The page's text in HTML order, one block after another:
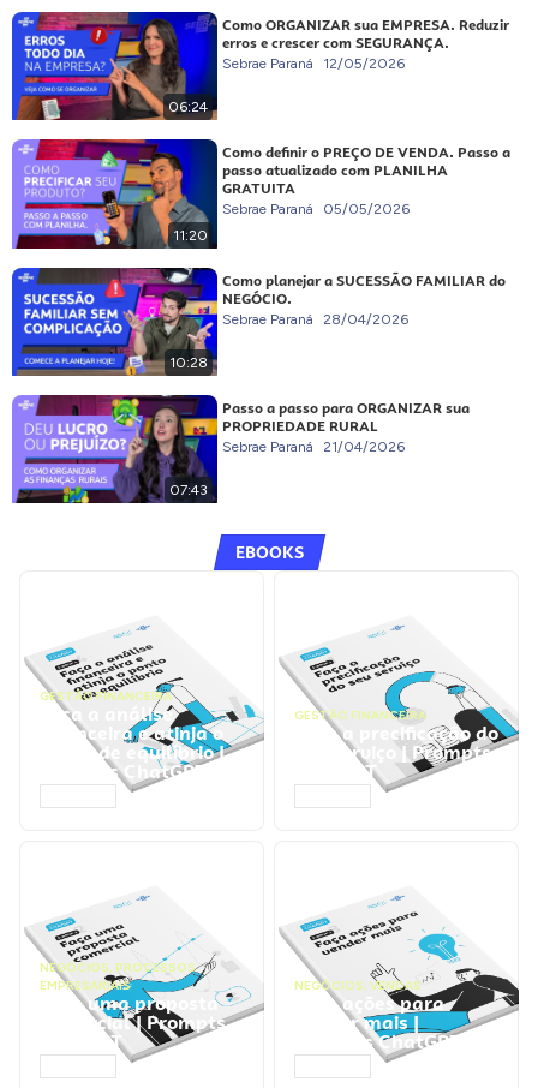
06:24
Como ORGANIZAR sua EMPRESA. Reduzir
erros e crescer com SEGURANÇA.
Sebrae Paraná 12/05/2026
11:20
Como definir o PREÇO DE VENDA. Passo a
passo atualizado com PLANILHA
GRATUITA
Sebrae Paraná 05/05/2026
10:28
Como planejar a SUCESSÃO FAMILIAR do
NEGÓCIO.
Sebrae Paraná 28/04/2026
07:43
Passo a passo para ORGANIZAR sua
PROPRIEDADE RURAL
Sebrae Paraná 21/04/2026
EBOOKS
GESTÃO FINANCEIRA
Faça a análise
financeira e atinja o
ponto de equilíbrio |
Prompts ChatGPT
GESTÃO FINANCEIRA
Faça a precificação do
seu serviço | Prompts
ChatGPT
NEGÓCIOS, PROCESSOS
EMPRESARIAIS
Faça uma proposta
comercial | Prompts
ChatGPT
NEGÓCIOS, VENDAS
Faça ações para
vender mais |
Prompts ChatGPT